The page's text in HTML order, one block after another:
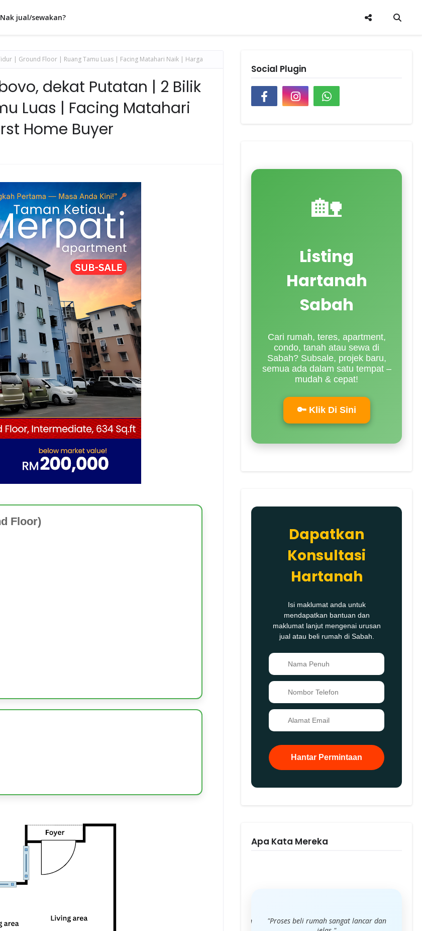
Nak jual/sewakan?
| Ground Floor | Ruang Tamu Luas | Facing Matahari Naik | Harga
dekat Putatan | 2 Bilik
Luas | Facing Matahari
Home Buyer
Floor)
Social Plugin
🏡
Listing
Hartanah
Sabah
Cari rumah, teres, apartment,
condo, tanah atau sewa di
Sabah? Subsale, projek baru,
semua ada dalam satu tempat –
mudah & cepat!
🔑 Klik Di Sini
Dapatkan
Konsultasi
Hartanah
Isi maklumat anda untuk
mendapatkan bantuan dan
maklumat lanjut mengenai urusan
jual atau beli rumah di Sabah.
Hantar Permintaan
Apa Kata Mereka
"Saya sangat puas hati dengan servis
"Ejen sangat membantu dan respon
"Proses beli rumah sangat lancar dan